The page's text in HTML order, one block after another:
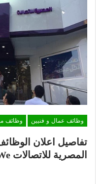
وظائف عمال و فنيين
وظائف
تفاصيل اعلان
المصرية للاتصالات We بتاريخ 11 فبراير